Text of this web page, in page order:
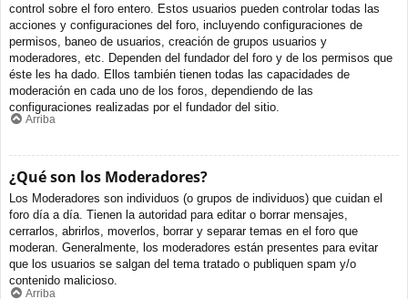
control sobre el foro entero. Estos usuarios pueden controlar todas las
acciones y configuraciones del foro, incluyendo configuraciones de
permisos, baneo de usuarios, creación de grupos usuarios y
moderadores, etc. Dependen del fundador del foro y de los permisos que
éste les ha dado. Ellos también tienen todas las capacidades de
moderación en cada uno de los foros, dependiendo de las
configuraciones realizadas por el fundador del sitio.
Arriba
¿Qué son los Moderadores?
Los Moderadores son individuos (o grupos de individuos) que cuidan el
foro día a día. Tienen la autoridad para editar o borrar mensajes,
cerrarlos, abrirlos, moverlos, borrar y separar temas en el foro que
moderan. Generalmente, los moderadores están presentes para evitar
que los usuarios se salgan del tema tratado o publiquen spam y/o
contenido malicioso.
Arriba